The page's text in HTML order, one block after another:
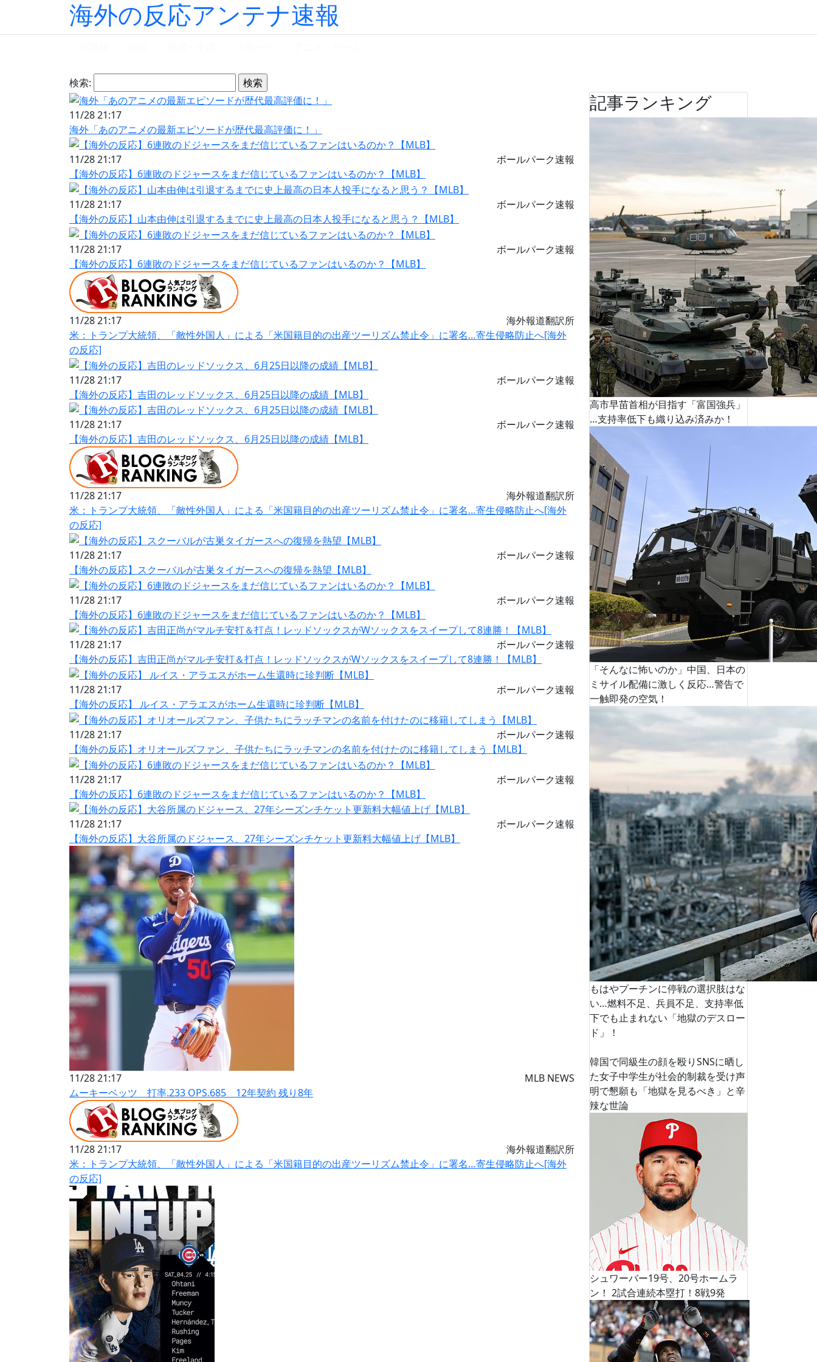
海外の反応アンテナ速報
検索:
11/28 21:17
海外「あのアニメの最新エピソードが歴代最高評価に！」
11/28 21:17
ボールパーク速報
【海外の反応】6連敗のドジャースをまだ信じているファンはいるのか？【MLB】
11/28 21:17
ボールパーク速報
【海外の反応】山本由伸は引退するまでに史上最高の日本人投手になると思う？【MLB】
11/28 21:17
ボールパーク速報
【海外の反応】6連敗のドジャースをまだ信じているファンはいるのか？【MLB】
11/28 21:17
海外報道翻訳所
米：トランプ大統領、「敵性外国人」による「米国籍目的の出産ツーリズム禁止令」に署名…寄生侵略防止へ[海外
の反応]
11/28 21:17
ボールパーク速報
【海外の反応】吉田のレッドソックス、6月25日以降の成績【MLB】
11/28 21:17
ボールパーク速報
【海外の反応】吉田のレッドソックス、6月25日以降の成績【MLB】
11/28 21:17
海外報道翻訳所
米：トランプ大統領、「敵性外国人」による「米国籍目的の出産ツーリズム禁止令」に署名…寄生侵略防止へ[海外
の反応]
11/28 21:17
ボールパーク速報
【海外の反応】スクーバルが古巣タイガースへの復帰を熱望【MLB】
11/28 21:17
ボールパーク速報
【海外の反応】6連敗のドジャースをまだ信じているファンはいるのか？【MLB】
11/28 21:17
ボールパーク速報
【海外の反応】吉田正尚がマルチ安打＆打点！レッドソックスがWソックスをスイープして8連勝！【MLB】
11/28 21:17
ボールパーク速報
【海外の反応】 ルイス・アラエスがホーム生還時に珍判断【MLB】
11/28 21:17
ボールパーク速報
【海外の反応】オリオールズファン、子供たちにラッチマンの名前を付けたのに移籍してしまう【MLB】
11/28 21:17
ボールパーク速報
【海外の反応】6連敗のドジャースをまだ信じているファンはいるのか？【MLB】
11/28 21:17
ボールパーク速報
【海外の反応】大谷所属のドジャース、27年シーズンチケット更新料大幅値上げ【MLB】
11/28 21:17
MLB NEWS
ムーキーベッツ 打率.233 OPS.685 12年契約 残り8年
11/28 21:17
海外報道翻訳所
米：トランプ大統領、「敵性外国人」による「米国籍目的の出産ツーリズム禁止令」に署名…寄生侵略防止へ[海外
の反応]
記事ランキング
高市早苗首相が目指す「富国強兵」
…支持率低下も織り込み済みか！
「そんなに怖いのか」中国、日本の
ミサイル配備に激しく反応…警告で
一触即発の空気！
もはやプーチンに停戦の選択肢はな
い…燃料不足、兵員不足、支持率低
下でも止まれない「地獄のデスロー
ド」！
韓国で同級生の顔を殴りSNSに晒し
た女子中学生が社会的制裁を受け声
明で懇願も「地獄を見るべき」と辛
辣な世論
シュワーバー19号、20号ホームラ
ン！ 2試合連続本塁打！8戦9発